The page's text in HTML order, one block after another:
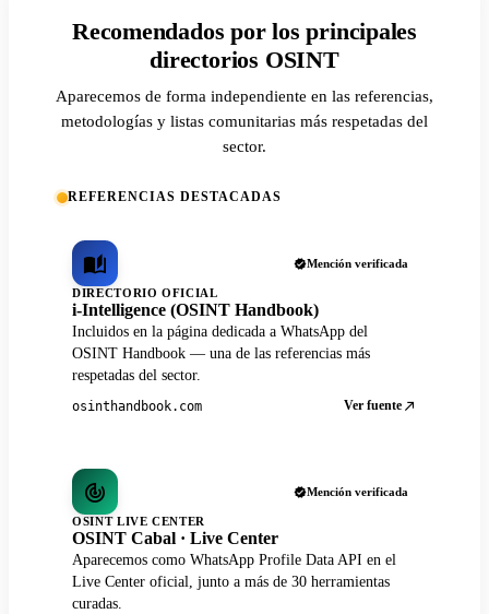
Recomendados por los principales
directorios OSINT
Aparecemos de forma independiente en las referencias,
metodologías y listas comunitarias más respetadas del
sector.
REFERENCIAS DESTACADAS
Mención verificada
DIRECTORIO OFICIAL
i-Intelligence (OSINT Handbook)
Incluidos en la página dedicada a WhatsApp del
OSINT Handbook — una de las referencias más
respetadas del sector.
osinthandbook.com Ver fuente
Mención verificada
OSINT LIVE CENTER
OSINT Cabal · Live Center
Aparecemos como WhatsApp Profile Data API en el
Live Center oficial, junto a más de 30 herramientas
curadas.